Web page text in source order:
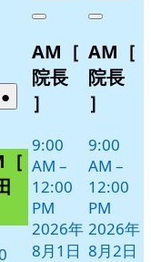
2026
年
月
31
日
●
件
イ
ベ
ト)
年
月
1
日
件
イ
ベ
Close
AM［
院長
］
9:00
AM –
12:00
PM
2026年
8月1日
年
月
2
日
件
イ
ベ
Close
AM［
院長
］
9:00
AM –
12:00
PM
2026年
8月2日